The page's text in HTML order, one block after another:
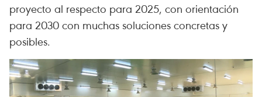
proyecto al respecto para 2025, con orientación
para 2030 con muchas soluciones concretas y
posibles.